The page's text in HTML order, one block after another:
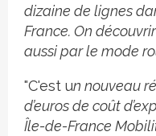
dizaine de lignes
France. On
aussi par le mode
"C'est un nouveau
d’euros de coût
Île-de-France